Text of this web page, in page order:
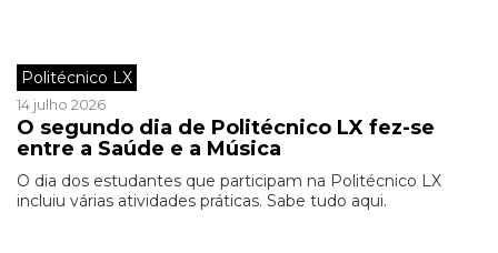
Politécnico LX
14 julho 2026
O segundo dia de Politécnico LX fez-se
entre a Saúde e a Música
O dia dos estudantes que participam na Politécnico LX
incluiu várias atividades práticas. Sabe tudo aqui.